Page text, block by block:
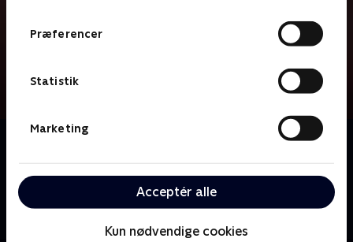
Præferencer
Statistik
Marketing
Acceptér alle
Kun nødvendige cookies
Pitzner og hendes tre døtre, Thalia, Elvira og Ophelia,
mens de hver især forsøger at finde vej igennem og